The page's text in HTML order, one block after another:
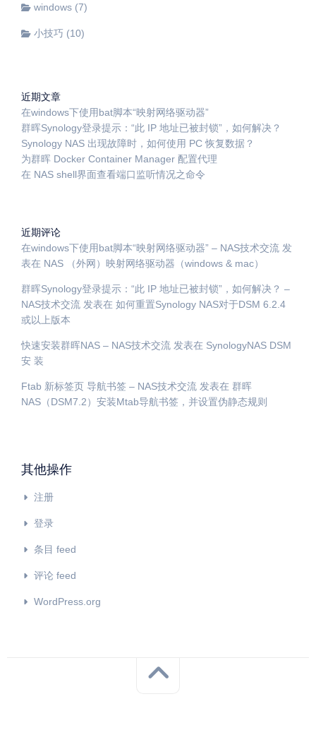
windows (7)
小技巧 (10)
近期文章
在windows下使用bat脚本“映射网络驱动器”
群晖Synology登录提示：“此 IP 地址已被封锁”，如何解决？
Synology NAS 出现故障时，如何使用 PC 恢复数据？
为群晖 Docker Container Manager 配置代理
在 NAS shell界面查看端口监听情况之命令
近期评论
在windows下使用bat脚本“映射网络驱动器” – NAS技术交流 发
表在 NAS （外网）映射网络驱动器（windows & mac）
群晖Synology登录提示：“此 IP 地址已被封锁”，如何解决？ –
NAS技术交流 发表在 如何重置Synology NAS对于DSM 6.2.4
或以上版本
快速安装群晖NAS – NAS技术交流 发表在 SynologyNAS DSM
安 装
Ftab 新标签页 导航书签 – NAS技术交流 发表在 群晖
NAS（DSM7.2）安装Mtab导航书签，并设置伪静态规则
其他操作
注册
登录
条目 feed
评论 feed
WordPress.org